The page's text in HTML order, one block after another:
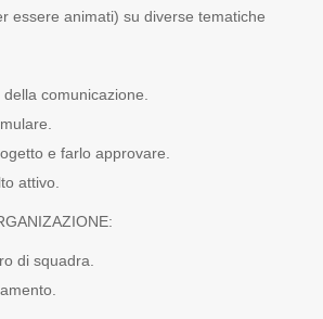
essere animati) su diverse tematiche
comunicazione.
e farlo approvare.
attivo.
di squadra.